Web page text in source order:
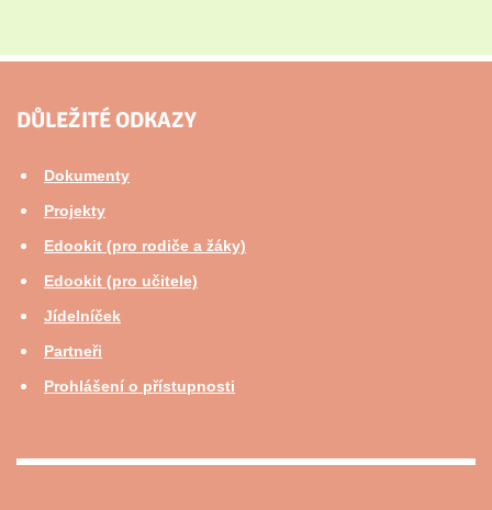
DŮLEŽITÉ ODKAZY
Dokumenty
Projekty
Edookit (pro rodiče a žáky)
Edookit (pro učitele)
Jídelníček
Partneři
Prohlášení o přístupnosti